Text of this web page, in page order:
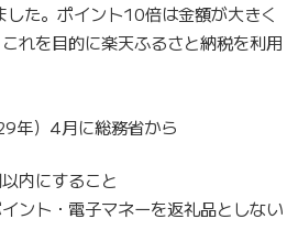
た。ポイント10倍は金額が大きく
れを目的に楽天ふるさと納税を利用
年）4月に総務省から
内にすること
ント・電子マネーを返礼品としない